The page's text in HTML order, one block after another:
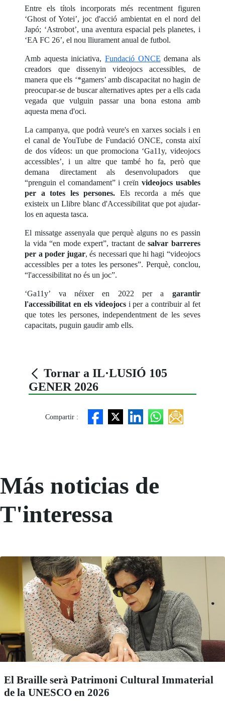
Entre els títols incorporats més recentment figuren
‘Ghost of Yotei’, joc d'acció ambientat en el nord del
Japó; ‘Astrobot’, una aventura espacial pels planetes, i
‘EA FC 26’, el nou lliurament anual de futbol.
Amb aquesta iniciativa, Fundació ONCE demana als
creadors que dissenyin videojocs accessibles, de
manera que els ‘*gamers’ amb discapacitat no hagin de
preocupar-se de buscar alternatives aptes per a ells cada
vegada que vulguin passar una bona estona amb
aquesta mena d'oci.
La campanya, que podrà veure's en xarxes socials i en
el canal de YouTube de Fundació ONCE, consta així
de dos vídeos: un que promociona ‘Ga11y, videojocs
accessibles’, i un altre que també ho fa, però que
demana directament als desenvolupadors que
“prenguin el comandament” i creïn videojocs usables
per a totes les persones. Els recorda a més que
existeix un Llibre blanc d'Accessibilitat que pot ajudar-
los en aquesta tasca.
El missatge assenyala que perquè alguns no es passin
la vida “en mode expert”, tractant desalvar barreres
per a poder jugar, és necessari que hi hagi “videojocs
accessibles per a totes les persones”. Perquè, conclou,
“l'accessibilitat no és un joc”.
‘Ga11y’ va néixer en 2022 per a garantir
l'accessibilitat en els videojocsi per a contribuir al fet
que totes les persones, independentment de les seves
capacitats, puguin gaudir amb ells.
Tornar a IL·LUSIÓ 105
GENER 2026
Compartir :
Más noticias de
T'interessa
El Braille serà Patrimoni Cultural Immaterial
de la UNESCO en 2026